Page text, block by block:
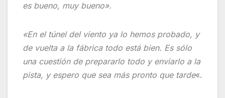
es bueno, muy bueno».
«En el túnel del viento ya lo hemos probado, y
de vuelta a la fábrica todo está bien. Es sólo
una cuestión de prepararlo todo y enviarlo a la
pista, yespero que sea más pronto que tarde«.